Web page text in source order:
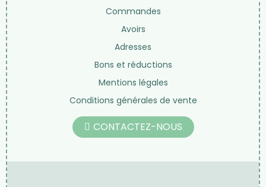
Commandes
Avoirs
Adresses
Bons et réductions
Mentions légales
Conditions générales de vente
CONTACTEZ-NOUS